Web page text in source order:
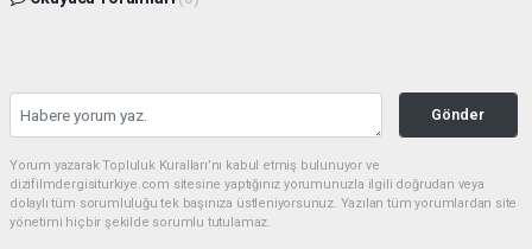
Gönder
Yorum yazarak Topluluk Kuralları’nı kabul etmiş bulunuyor ve
dizifilmdergisiturkiye.com sitesine yaptığınız yorumunuzla ilgili doğrudan veya
dolaylı tüm sorumluluğu tek başınıza üstleniyorsunuz. Yazılan tüm yorumlardan site
yönetimi hiçbir şekilde sorumlu tutulamaz.